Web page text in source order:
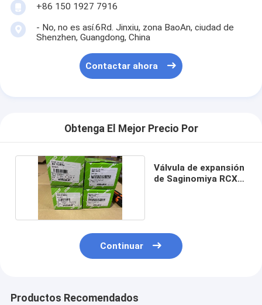
+86 150 1927 7916
- No, no es así.6Rd. Jinxiu, zona BaoAn, ciudad de
Shenzhen, Guangdong, China
Contactar ahora
Obtenga El Mejor Precio Por
Válvula de expansión
de Saginomiya RCX-
Continuar
Productos Recomendados